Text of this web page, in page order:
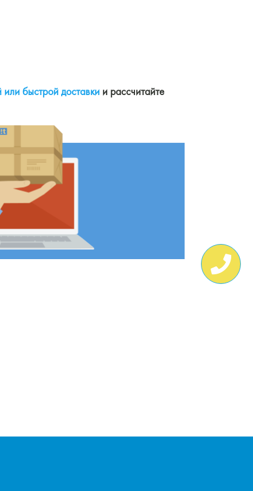
быстрой доставки и рассчитайте